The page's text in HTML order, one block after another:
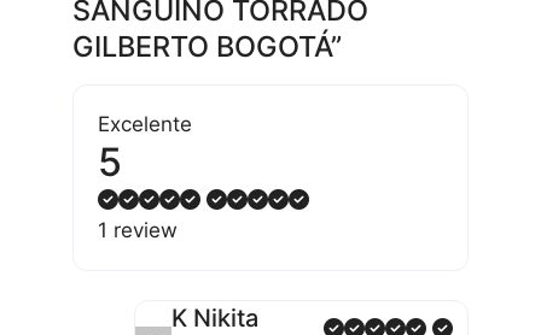
SANGUINO TORRADO
GILBERTO BOGOTÁ”
Excelente
5
1 review
K Nikita